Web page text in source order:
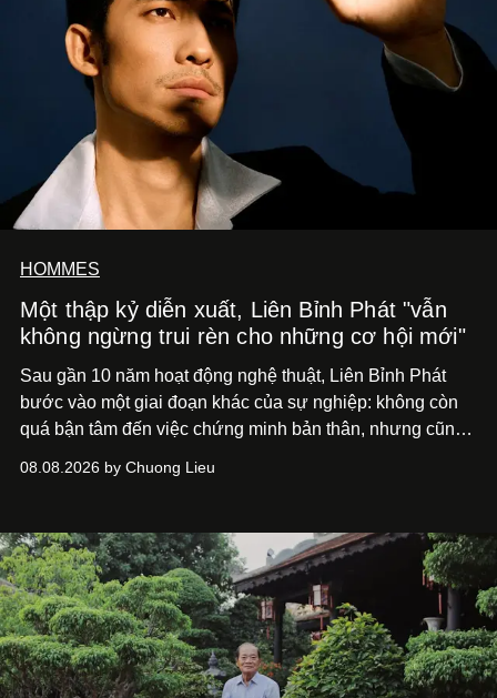
HOMMES
Một thập kỷ diễn xuất, Liên Bỉnh Phát "vẫn
không ngừng trui rèn cho những cơ hội mới"
Sau gần 10 năm hoạt động nghệ thuật, Liên Bỉnh Phát
bước vào một giai đoạn khác của sự nghiệp: không còn
quá bận tâm đến việc chứng minh bản thân, nhưng cũng
phim điện ảnh trong nửa đầu 2026 đến hành trình trở lại
bằng một tâm thế điềm tĩnh hơn. Anh tiếp tục học hỏi, trau
dồi và chờ đợi những vai diễn đủ sức đưa mình đến
những vùng đất mới. Ở tuổi ngoài 30, điều anh theo đuổi
không phải những đích đến quá lớn, mà là khả năng luôn
tiến về phía trước.
08.08.2026 by Chuong Lieu